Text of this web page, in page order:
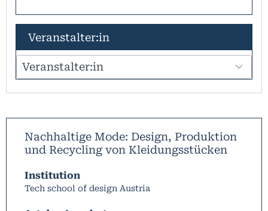
Veranstalter:in
Veranstalter:in
results
available
Nachhaltige Mode: Design, Produktion
und Recycling von Kleidungsstücken
Institution
Tech school of design Austria